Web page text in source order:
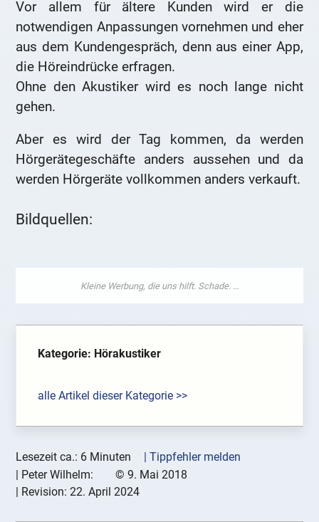
Vor allem für ältere Kunden wird er die
notwendigen Anpassungen vornehmen und eher
aus dem Kundengespräch, denn aus einer App,
die Höreindrücke erfragen.
Ohne den Akustiker wird es noch lange nicht
gehen.
Aber es wird der Tag kommen, da werden
Hörgerätegeschäfte anders aussehen und da
werden Hörgeräte vollkommen anders verkauft.
Bildquellen:
Kategorie: Hörakustiker
alle Artikel dieser Kategorie >>
Lesezeit ca.: 6 Minuten
| Tippfehler melden
| Peter Wilhelm: © 9. Mai 2018
| Revision:22. April 2024